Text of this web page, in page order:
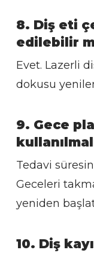
8. Diş eti
edilebilir
Evet. Lazerli
dokusu
9. Gece
Tedavi
Geceleri
yeniden
10. Diş